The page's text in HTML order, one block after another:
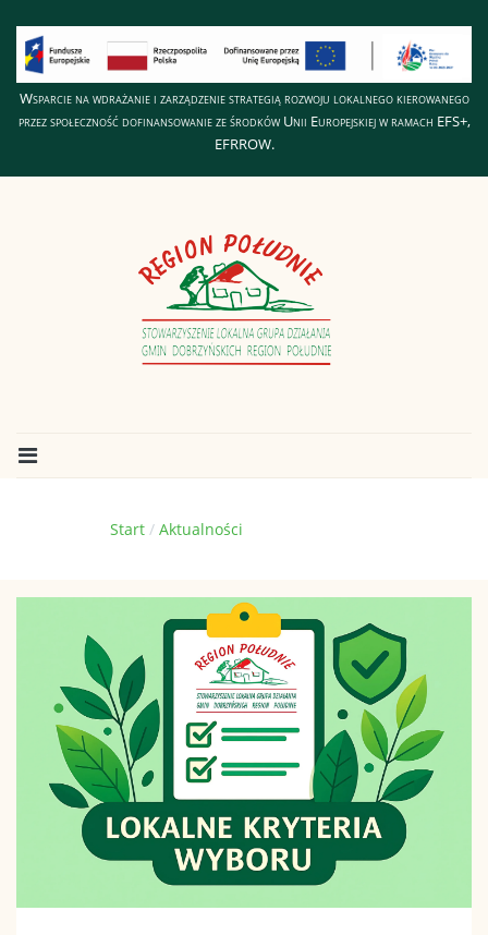
Wsparcie na wdrażanie i zarządzenie strategią rozwoju lokalnego kierowanego
przez społeczność dofinansowanie ze środków Unii Europejskiej w ramach EFS+,
EFRROW.
Start Aktualności